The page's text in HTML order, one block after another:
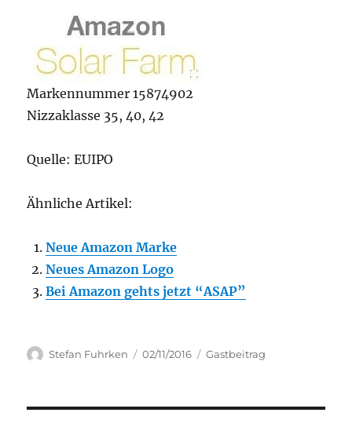
Markennummer 15874902
Nizzaklasse 35, 40, 42
Quelle: EUIPO
Ähnliche Artikel:
Neue Amazon Marke
Neues Amazon Logo
Bei Amazon gehts jetzt “ASAP”
Author
Stefan Fuhrken
Posted
02/11/2016 Categories
Gastbeitrag